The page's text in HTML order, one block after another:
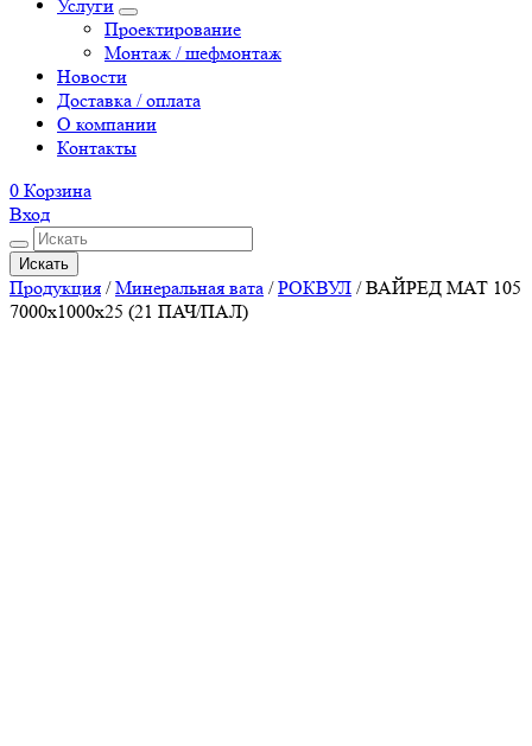
Услуги
Проектирование
Монтаж / шефмонтаж
Новости
Доставка / оплата
О компании
Контакты
0 Корзина
Вход
Искать
Продукция /Минеральная вата /РОКВУЛ /ВАЙРЕД МАТ 105
7000х1000х25 (21 ПАЧ/ПАЛ)